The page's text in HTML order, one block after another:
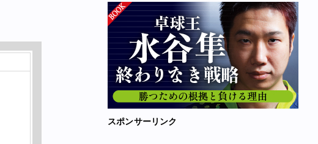
スポンサーリンク